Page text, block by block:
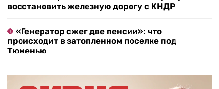
восстановить железную дорогу с КНДР
«Генератор сжег две пенсии»: что
происходит в затопленном поселке под
Тюменью